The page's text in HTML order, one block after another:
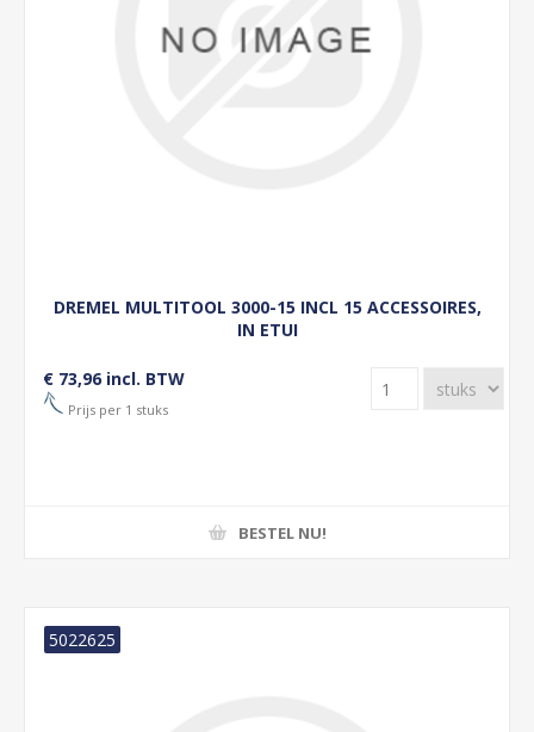
DREMEL MULTITOOL 3000-15 INCL 15 ACCESSOIRES,
IN ETUI
€ 73,96 incl. BTW
Prijs per 1 stuks
BESTEL NU!
5022625